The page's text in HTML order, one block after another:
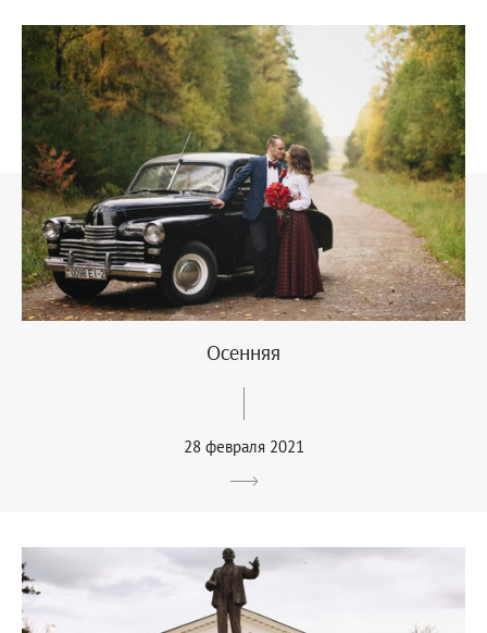
Осенняя
28 февраля 2021